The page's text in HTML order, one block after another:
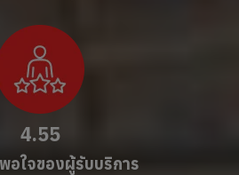
4.55
อใจของผู้รับบริการ